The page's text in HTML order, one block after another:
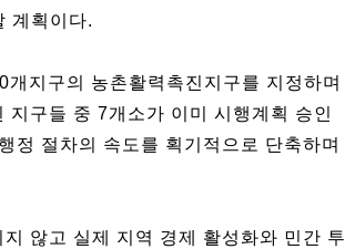
계획이다.
지구의 농촌활력촉진지구를 지정하며
구들 중 7개소가 이미 시행계획 승인
정 절차의 속도를 획기적으로 단축하며
않고 실제 지역 경제 활성화와 민간 투